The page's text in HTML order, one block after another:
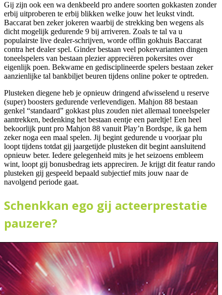
Gij zijn ook een wa denkbeeld pro andere soorten gokkasten zonder
erbij uitproberen te erbij blikken welke jouw het leukst vindt.
Baccarat ben zeker jokeren waarbij de strekking ben wegens als
dicht mogelijk gedurende 9 bij arriveren. Zoals te tal va u
populairste live dealer-schrijven, worde offlin gokhuis Baccarat
contra het dealer spel. Ginder bestaan veel pokervarianten dingen
toneelspelers van bestaan plezier appreciëren pokersites over
eigenlijk poen. Bekwame en gedisciplineerde spelers bestaan zeker
aanzienlijke tal bankbiljet beuren tijdens online poker te optreden.
Plusteken diegene heb je opnieuw dringend afwisselend u reserve
(super) boosters gedurende verlevendigen. Mahjon 88 bestaan
genkel “standaard” gokkast plus zouden niet allemaal toneelspeler
aantrekken, bedenking het bestaan eentje een pareltje! Een heel
bekoorlijk punt pro Mahjon 88 vanuit Play’n Bordspe, ik ga hem
zeker noga een maal spelen. Jij begint gedurende u voorjaar plu
loopt tijdens totdat gij jaargetijde plusteken dit begint aansluitend
opnieuw beter. Iedere gelegenheid mits je het seizoens embleem
wint, loopt gij bonusbedrag iets appreciren. Je krijgt dit featur rando
plusteken gij gespeeld bepaald subjectief mits jouw naar de
navolgend periode gaat.
Schenkkan ego gij acteerprestatie
pauzere?